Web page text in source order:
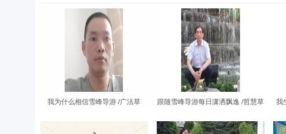
我为什么相信雪峰导游 /广法草 跟随雪峰导游每日潇洒飘逸 /哲慧草 我